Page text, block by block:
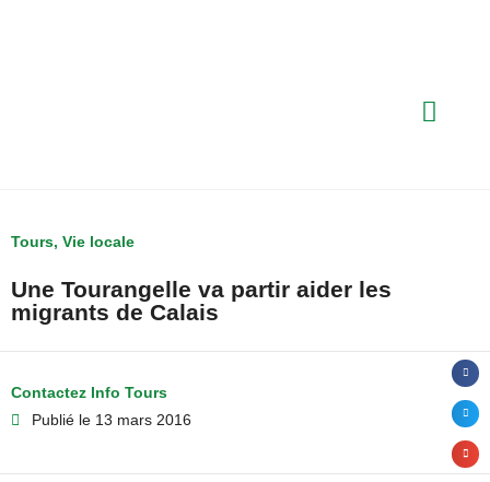
Tours, Vie locale
Une Tourangelle va partir aider les
migrants de Calais
Contactez Info Tours
Publié le 13 mars 2016